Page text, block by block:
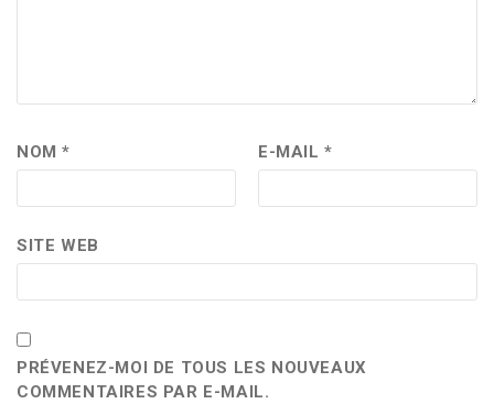
NOM* E-MAIL*
SITE WEB
PRÉVENEZ-MOI DE TOUS LES NOUVEAUX
COMMENTAIRES PAR E-MAIL.